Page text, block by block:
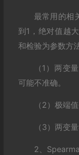
最常用的相
到1，绝对值越
和检验为参数方
（1）两变
可能不准确。
（2）极端
（3）两变
2、